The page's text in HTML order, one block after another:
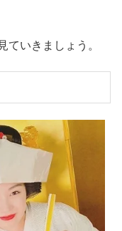
ていきましょう。